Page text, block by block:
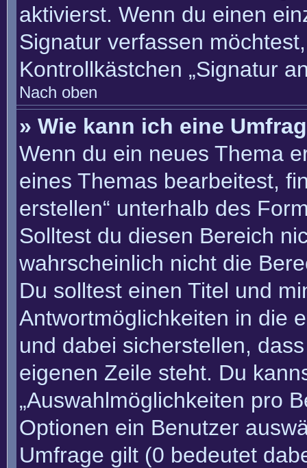
aktivierst. Wenn du einen
Signatur verfassen
Kontrollkästchen „Signatur
Nach oben
» Wie kann ich eine
Wenn du ein neues Thema
eines Themas bearbeitest,
erstellen“ unterhalb des
Solltest du diesen Bereich
wahrscheinlich nicht die
Du solltest einen Titel und
Antwortmöglichkeiten in die
und dabei sicherstellen,
eigenen Zeile steht. Du
„Auswahlmöglichkeiten pro
Optionen ein Benutzer
Umfrage gilt (0 bedeutet